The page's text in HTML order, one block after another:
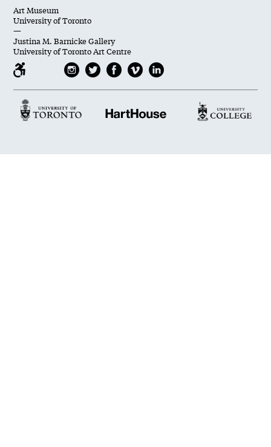
Art Museum
University of Toronto
—
Justina M. Barnicke Gallery
University of Toronto Art Centre